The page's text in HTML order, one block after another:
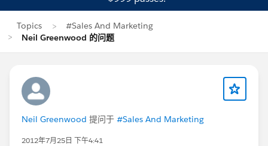
Topics
#Sales And Marketing
Neil Greenwood 的问题
Neil Greenwood 提问于 #Sales And Marketing
2012年7月25日 下午4:41